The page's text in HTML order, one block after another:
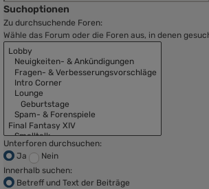
Suchoptionen
Zu durchsuchende Foren:
Wähle das Forum oder die Foren aus, in denen
Unterforen durchsuchen:
Ja
Nein
Innerhalb suchen:
Betreff und Text der Beiträge